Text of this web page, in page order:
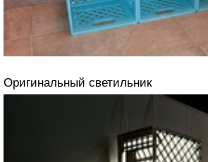
Оригинальный светильник